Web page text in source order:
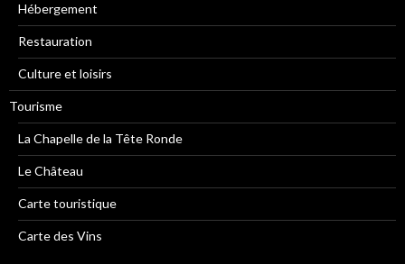
Hébergement
Restauration
Culture et loisirs
Tourisme
La Chapelle de la Tête Ronde
Le Château
Carte touristique
Carte des Vins